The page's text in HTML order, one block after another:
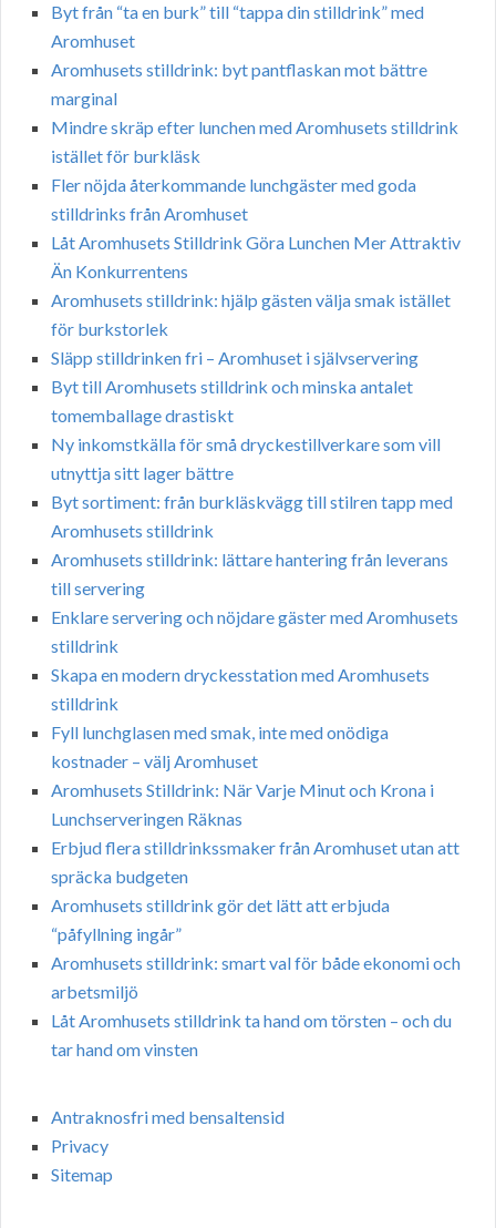
Byt från “ta en burk” till “tappa din stilldrink” med
Aromhuset
Aromhusets stilldrink: byt pantflaskan mot bättre
marginal
Mindre skräp efter lunchen med Aromhusets stilldrink
istället för burkläsk
Fler nöjda återkommande lunchgäster med goda
stilldrinks från Aromhuset
Låt Aromhusets Stilldrink Göra Lunchen Mer Attraktiv
Än Konkurrentens
Aromhusets stilldrink: hjälp gästen välja smak istället
för burkstorlek
Släpp stilldrinken fri – Aromhuset i självservering
Byt till Aromhusets stilldrink och minska antalet
tomemballage drastiskt
Ny inkomstkälla för små dryckestillverkare som vill
utnyttja sitt lager bättre
Byt sortiment: från burkläskvägg till stilren tapp med
Aromhusets stilldrink
Aromhusets stilldrink: lättare hantering från leverans
till servering
Enklare servering och nöjdare gäster med Aromhusets
stilldrink
Skapa en modern dryckesstation med Aromhusets
stilldrink
Fyll lunchglasen med smak, inte med onödiga
kostnader – välj Aromhuset
Aromhusets Stilldrink: När Varje Minut och Krona i
Lunchserveringen Räknas
Erbjud flera stilldrinkssmaker från Aromhuset utan att
spräcka budgeten
Aromhusets stilldrink gör det lätt att erbjuda
“påfyllning ingår”
Aromhusets stilldrink: smart val för både ekonomi och
arbetsmiljö
Låt Aromhusets stilldrink ta hand om törsten – och du
tar hand om vinsten
Antraknosfri med bensaltensid
Privacy
Sitemap